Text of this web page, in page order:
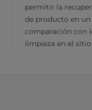
permitir la
de producto en
comparación con
limpieza en el